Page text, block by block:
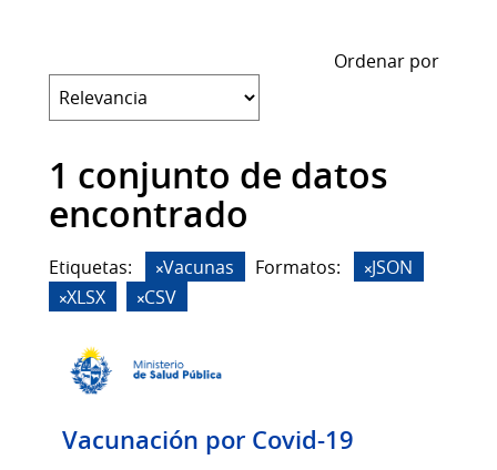
Ordenar por
1 conjunto de datos
encontrado
Etiquetas: Vacunas Formatos:
JSON
XLSX
CSV
Vacunación por Covid-19